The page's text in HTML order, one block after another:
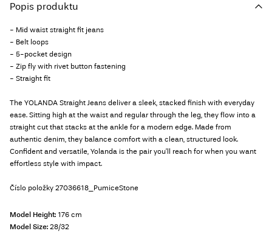
Popis produktu
- Mid waist straight fit jeans
- Belt loops
- 5-pocket design
- Zip fly with rivet button fastening
- Straight fit
The YOLANDA Straight Jeans deliver a sleek, stacked finish with everyday
ease. Sitting high at the waist and regular through the leg, they flow into a
straight cut that stacks at the ankle for a modern edge. Made from
authentic denim, they balance comfort with a clean, structured look.
Confident and versatile, Yolanda is the pair you’ll reach for when you want
effortless style with impact.
Číslo položky 27036618_PumiceStone
Model Height: 176 cm
Model Size: 28/32